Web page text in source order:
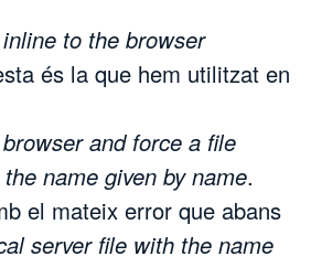
to the browser
és la que hem utilitzat en
and force a file
name given by name.
el mateix error que abans
server file with the name